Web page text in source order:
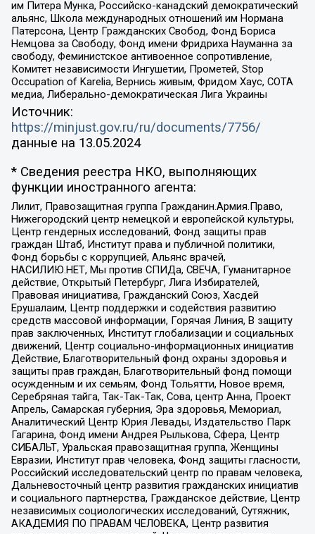
им Питера Мунка, Российско-канадский демократический
альянс, Школа международных отношений им Нормана
Патерсона, Центр Гражданских Свобод, Фонд Бориса
Немцова за Свободу, Фонд имени Фридриха Науманна за
свободу, Феминистское антивоенное сопротивление,
Комитет независимости Ингушетии, Прометей, Stop
Occupation of Karelia, Вернись живым, Фридом Хаус, СОТА
медиа, Либерально-демократическая Лига Украины
Источник:
https://minjust.gov.ru/ru/documents/7756/
данные на 13.05.2024
* Сведения реестра НКО, выполняющих
функции иностранного агента:
Лилит, Правозащитная группа Гражданин.Армия.Право,
Нижегородский центр немецкой и европейской культуры,
Центр гендерных исследований, Фонд защиты прав
граждан Штаб, Институт права и публичной политики,
Фонд борьбы с коррупцией, Альянс врачей,
НАСИЛИЮ.НЕТ, Мы против СПИДа, СВЕЧА, Гуманитарное
действие, Открытый Петербург, Лига Избирателей,
Правовая инициатива, Гражданский Союз, Хасдей
Ерушалаим, Центр поддержки и содействия развитию
средств массовой информации, Горячая Линия, В защиту
прав заключенных, Институт глобализации и социальных
движений, Центр социально-информационных инициатив
Действие, Благотворительный фонд охраны здоровья и
защиты прав граждан, Благотворительный фонд помощи
осужденным и их семьям, Фонд Тольятти, Новое время,
Серебряная тайга, Так-Так-Так, Сова, центр Анна, Проект
Апрель, Самарская губерния, Эра здоровья, Мемориал,
Аналитический Центр Юрия Левады, Издательство Парк
Гагарина, Фонд имени Андрея Рылькова, Сфера, Центр
СИБАЛЬТ, Уральская правозащитная группа, Женщины
Евразии, Институт прав человека, Фонд защиты гласности,
Российский исследовательский центр по правам человека,
Дальневосточный центр развития гражданских инициатив
и социального партнерства, Гражданское действие, Центр
независимых социологических исследований, Сутяжник,
АКАДЕМИЯ ПО ПРАВАМ ЧЕЛОВЕКА, Центр развития